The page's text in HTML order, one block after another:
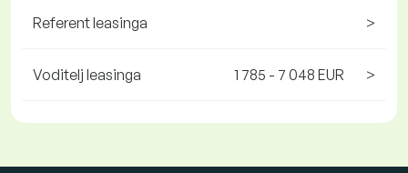
Referent leasinga >
Voditelj leasinga 1 785 - 7 048 EUR >